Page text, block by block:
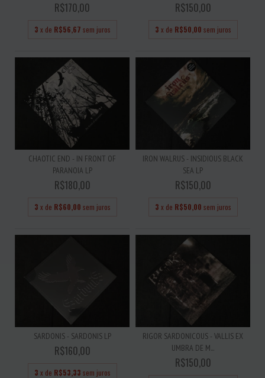
R$170,00
3 x de R$56,67 sem juros
R$150,00
3 x de R$50,00 sem juros
CHAOTIC END - IN FRONT OF
PARANOIA LP
R$180,00
3 x de R$60,00 sem juros
IRON WALRUS - INSIDIOUS BLACK
SEA LP
R$150,00
3 x de R$50,00 sem juros
SARDONIS - SARDONIS LP
R$160,00
3 x de R$53,33 sem juros
RIGOR SARDONICOUS - VALLIS EX
UMBRA DE M...
R$150,00